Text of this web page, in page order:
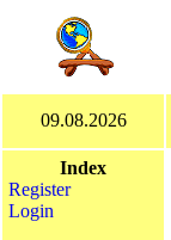
09.08.2026
Index
Register
Login